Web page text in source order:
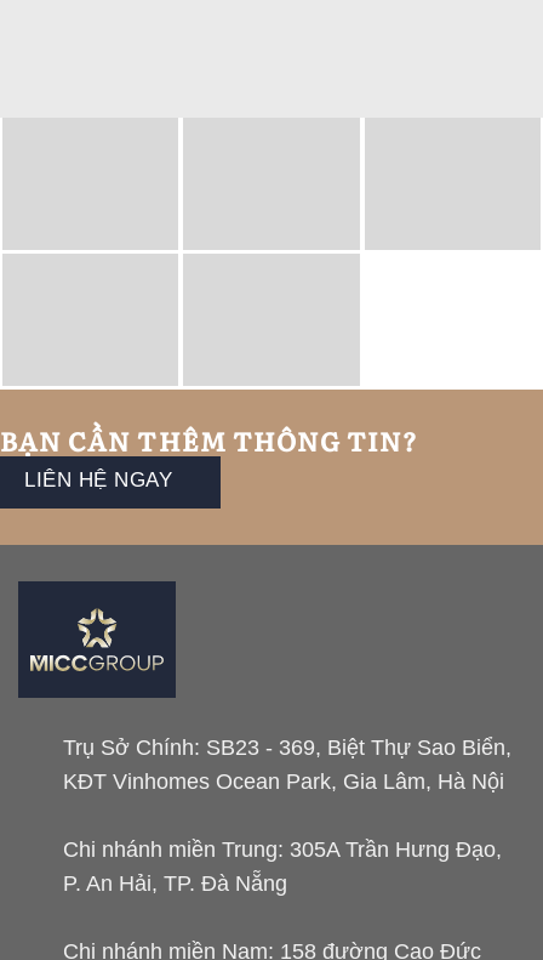
BẠN CẦN THÊM THÔNG TIN?
LIÊN HỆ NGAY
Trụ Sở Chính: SB23 - 369, Biệt Thự Sao Biển,
KĐT Vinhomes Ocean Park, Gia Lâm, Hà Nội
Chi nhánh miền Trung: 305A Trần Hưng Đạo,
P. An Hải, TP. Đà Nẵng
Chi nhánh miền Nam: 158 đường Cao Đức